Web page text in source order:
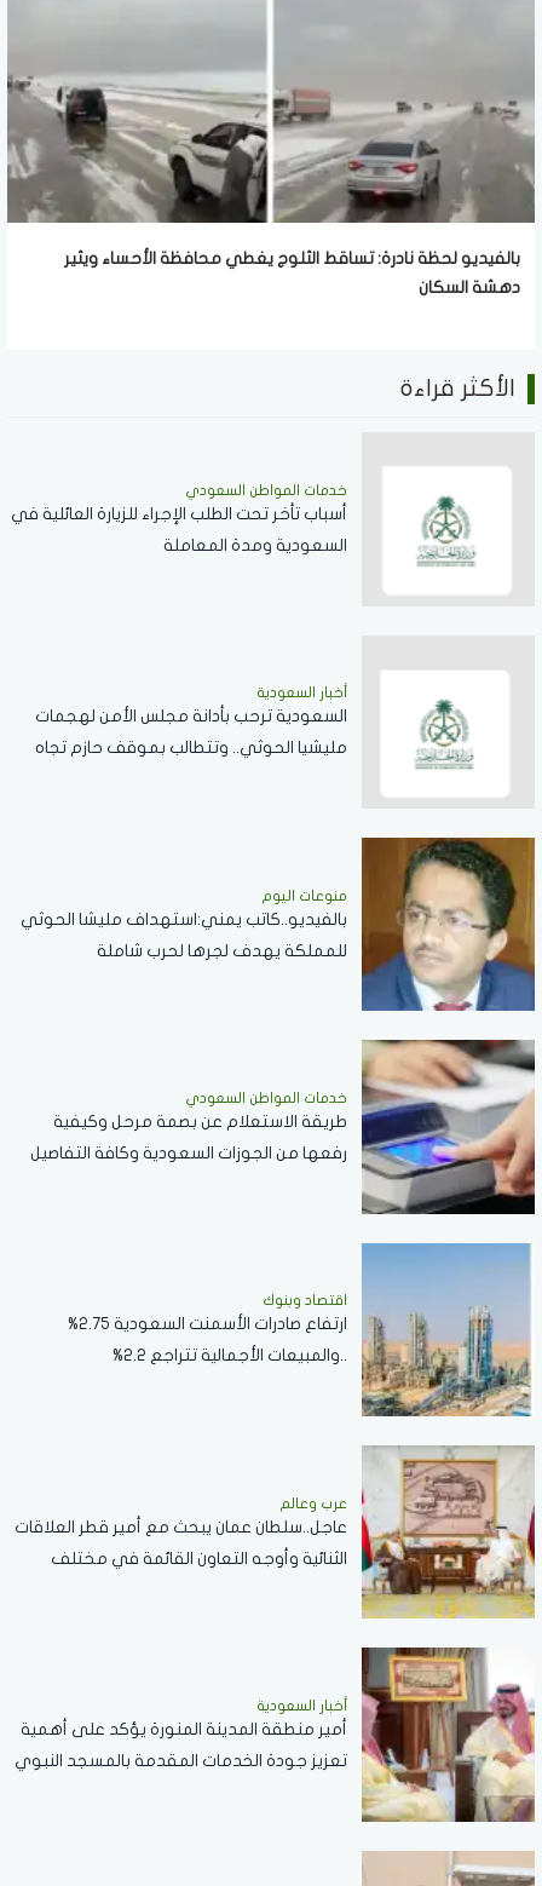
بالفيديو لحظة نادرة: تساقط الثلوج يغطي محافظة الأحساء ويثير
دهشة السكان
الأكثر قراءة
خدمات المواطن السعودي
أسباب تأخر تحت الطلب الإجراء للزيارة العائلية في
السعودية ومدة المعاملة
أخبار السعودية
السعودية ترحب بأدانة مجلس الأمن لهجمات
مليشيا الحوثي.. وتتطالب بموقف حازم تجاه
منوعات اليوم
بالفيديو..كاتب يمني:استهداف مليشا الحوثي
للمملكة يهدف لجرها لحرب شاملة
خدمات المواطن السعودي
طريقة الاستعلام عن بصمة مرحل وكيفية
رفعها من الجوزات السعودية وكافة التفاصيل
اقتصاد وبنوك
ارتفاع صادرات الأسمنت السعودية 2.75%
..والمبيعات الأجمالية تتراجع 2.2%
عرب وعالم
عاجل..سلطان عمان يبحث مع أمير قطر العلاقات
الثنائية وأوجه التعاون القائمة في مختلف
أخبار السعودية
أمير منطقة المدينة المنورة يؤكد على أهمية
تعزيز جودة الخدمات المقدمة بالمسجد النبوي